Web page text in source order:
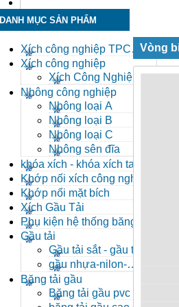
DANH MỤC SẢN PHẨM
Xích công nghiệp TPC
Toàn Phát
Xích công nghiệp
Xích Công Nghiệp -
Xich Cong Nghiep
Nhông công nghiệp
Nhông loại A
Nhông loại B
Nhông loại C
Nhông sên đĩa
khóa xích - khóa xích tai eo
- khóa xích công nghiệp
Khớp nối xích công nghiệp
Khớp nối mặt bích
Xích Gầu Tải
Phụ kiện hệ thống băng tải
Gầu tải
Gầu tải sắt - gầu tải
inox
gầu nhựa-nilon-
HDPE
Băng tải gầu
Băng tải gầu pvc
Vòng